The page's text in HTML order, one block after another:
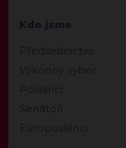
Kdo jsme
Předsednictvo
Výkonný výbor
Poslanci
Senátoři
Europoslanci